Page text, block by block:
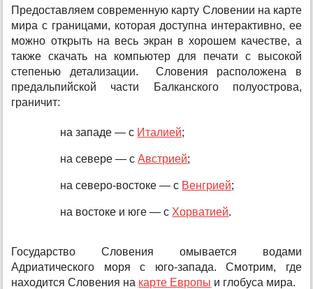
Предоставляем современную карту Словении на карте
мира с границами, которая доступна интерактивно, ее
можно открыть на весь экран в хорошем качестве, а
также скачать на компьютер для печати с высокой
степенью детализации. Словения расположена в
предальпийской части Балканского полуострова,
граничит:
на западе — с Италией;
на севере — сАвстрией;
на северо-востоке — с Венгрией;
на востоке и юге — с Хорватией.
Государство Словения омывается водами
Адриатического моря с юго-запада. Смотрим, где
находится Словения на карте Европы и глобуса мира.